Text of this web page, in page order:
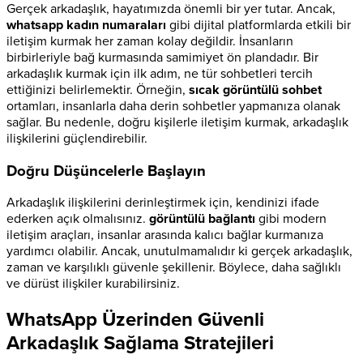
Gerçek arkadaşlık, hayatımızda önemli bir yer tutar. Ancak,
whatsapp kadın numaraları gibi dijital platformlarda etkili bir
iletişim kurmak her zaman kolay değildir. İnsanların
birbirleriyle bağ kurmasında samimiyet ön plandadır. Bir
arkadaşlık kurmak için ilk adım, ne tür sohbetleri tercih
ettiğinizi belirlemektir. Örneğin, sıcak görüntülü sohbet
ortamları, insanlarla daha derin sohbetler yapmanıza olanak
sağlar. Bu nedenle, doğru kişilerle iletişim kurmak, arkadaşlık
ilişkilerini güçlendirebilir.
Doğru Düşüncelerle Başlayın
Arkadaşlık ilişkilerini derinleştirmek için, kendinizi ifade
ederken açık olmalısınız. görüntülü bağlantı gibi modern
iletişim araçları, insanlar arasında kalıcı bağlar kurmanıza
yardımcı olabilir. Ancak, unutulmamalıdır ki gerçek arkadaşlık,
zaman ve karşılıklı güvenle şekillenir. Böylece, daha sağlıklı
ve dürüst ilişkiler kurabilirsiniz.
WhatsApp Üzerinden Güvenli
Arkadaşlık Sağlama Stratejileri